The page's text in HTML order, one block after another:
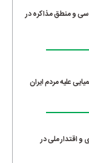
و منطق مذاکره در
علیه مردم ایران
و اقتدار ملی در